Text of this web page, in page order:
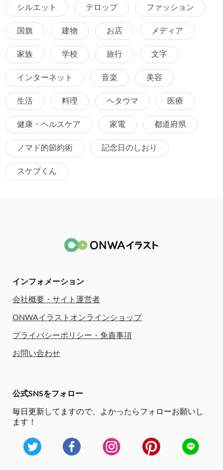
シルエット テロップ ファッション
国旗 建物 お店 メディア
家族 学校 旅行 文字
インターネット 音楽 美容
生活 料理 ヘタウマ 医療
健康・ヘルスケア 家電 都道府県
ノマド的節約術 記念日のしおり
スケブくん
インフォメーション
会社概要・サイト運営者
ONWAイラストオンラインショップ
プライバシーポリシー・免責事項
お問い合わせ
公式SNSをフォロー
毎日更新してますので、
よかったらフォローお願いし
ます！